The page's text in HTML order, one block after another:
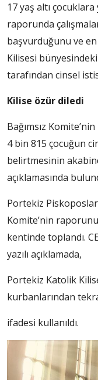
17 yaş altı
raporunda
başvurduğunu ve
Kilisesi
tarafından cinsel
Kilise özür diledi
Bağımsız
4 bin 815 çocuğun
belirtmesinin
açıklamasında
Portekiz Piskoposlar
Komite’nin
kentinde toplandı.
yazılı açıklamada,
Portekiz Katolik
kurbanlarından
ifadesi kullanıldı.